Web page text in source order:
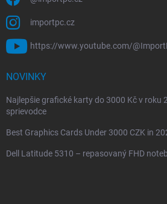
importpc.cz
https://www.youtube.com/
NOVINKY
Najlepšie grafické karty do 3000 Kč v roku
sprievodce
Best Graphics Cards Under 3000 CZK in
Dell Latitude 5310 – repasovaný FHD